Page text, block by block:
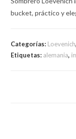
bucket, práctico y
Categorías: Loevenich,
Etiquetas: alemania,